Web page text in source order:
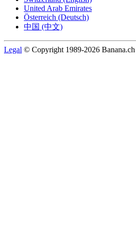
United Arab Emirates
Österreich (Deutsch)
中国 (中文)
Legal © Copyright 1989-2026